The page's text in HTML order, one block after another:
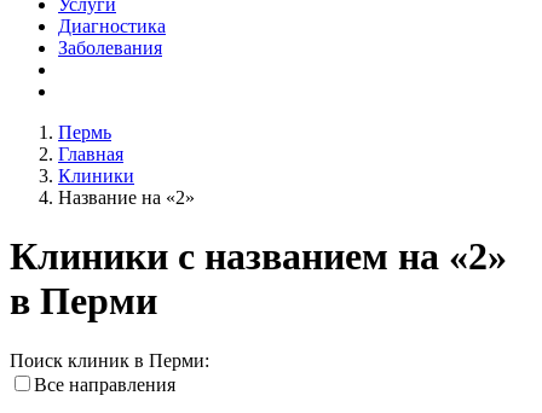
Услуги
Диагностика
Заболевания
Пермь
Главная
Клиники
Название на «2»
Клиники с названием на «2»
в Перми
Поиск клиник в Перми:
Все направления